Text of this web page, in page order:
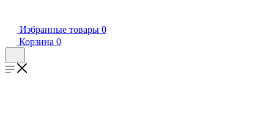
Избранные товары 0
Корзина 0